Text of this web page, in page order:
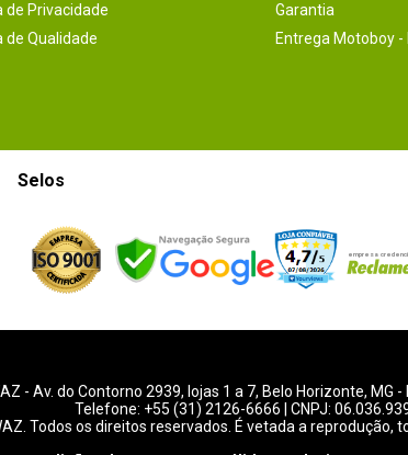
de Privacidade
de Qualidade
Garantia
Entrega Motoboy -
Selos
- Av. do Contorno 2939, lojas 1 a 7, Belo Horizonte, MG -
Telefone: +55 (31) 2126-6666 | CNPJ:
Todos os direitos reservados. É vetada a reprodução,